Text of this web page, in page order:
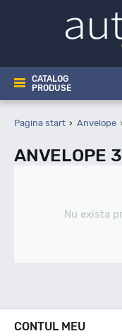
CATALOG
PRODUSE
Pagina start Anvelope
ANVELOPE
Nu exista
CONTUL MEU